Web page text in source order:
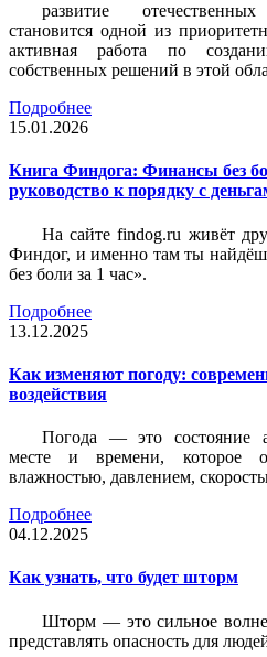
развитие
становится одной из
активная работа по
собственных решений в этой
Подробнее
15.01.2026
Книга Финдога: Финансы без
руководство к порядку с
На сайте findog.ru живёт
Финдог, и именно там ты
без боли за 1 час».
Подробнее
13.12.2025
Как изменяют погоду:
воздействия
Погода — это состояние
месте и времени, которое
влажностью, давлением,
Подробнее
04.12.2025
Как узнать, что будет шторм
Шторм — это сильное
представлять опасность для